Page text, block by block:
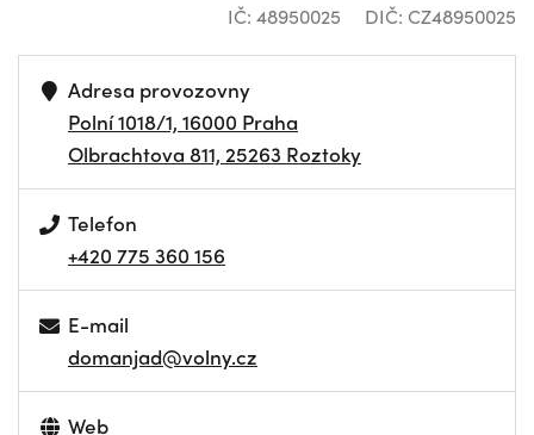
IČ: 48950025 DIČ: CZ48950025
Adresa provozovny
Polní 1018/1, 16000 Praha
Olbrachtova 811, 25263 Roztoky
Telefon
+420 775 360 156
E-mail
domanjad@volny.cz
Web